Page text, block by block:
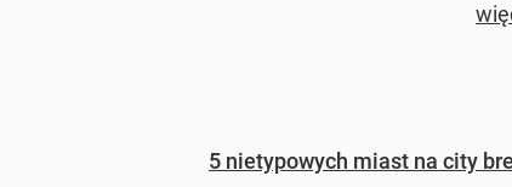
5 nietypowych miast na city